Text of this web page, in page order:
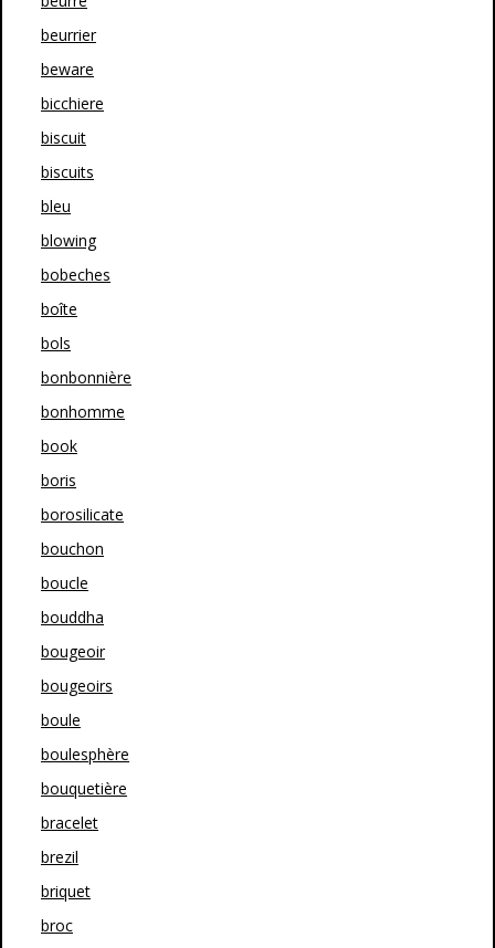
beurrier
beware
bicchiere
biscuit
biscuits
bleu
blowing
bobeches
boîte
bols
bonbonnière
bonhomme
book
boris
borosilicate
bouchon
boucle
bouddha
bougeoir
bougeoirs
boule
boulesphère
bouquetière
bracelet
brezil
briquet
broc